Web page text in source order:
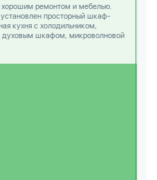
хорошим ремонтом и мебелью.
просторный шкаф-
кухня с холодильником,
шкафом, микроволновой